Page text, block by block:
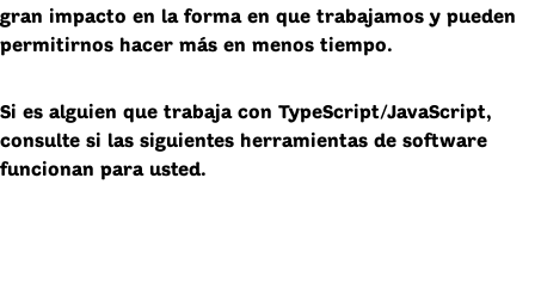
gran impacto en la forma en que trabajamos y pueden
permitirnos hacer más en menos tiempo.
Si es alguien que trabaja con TypeScript/JavaScript,
consulte si las siguientes herramientas de software
funcionan para usted.